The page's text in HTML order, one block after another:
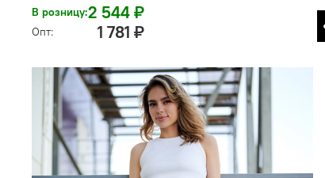
В розницу:2 544 ₽
Опт: 1 781 ₽